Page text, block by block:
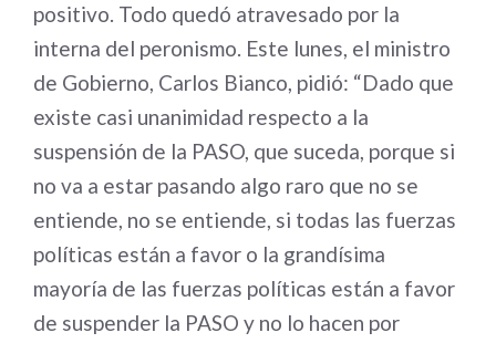
positivo. Todo quedó atravesado por la
interna del peronismo. Este lunes, el ministro
de Gobierno, Carlos Bianco, pidió: “Dado que
existe casi unanimidad respecto a la
suspensión de la PASO, que suceda, porque si
no va a estar pasando algo raro que no se
entiende, no se entiende, si todas las fuerzas
políticas están a favor o la grandísima
mayoría de las fuerzas políticas están a favor
de suspender la PASO y no lo hacen por